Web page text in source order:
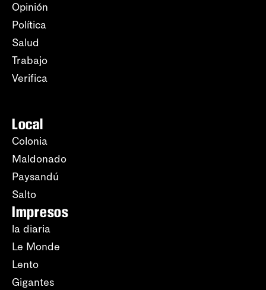
Opinión
Política
Salud
Trabajo
Verifica
Local
Colonia
Maldonado
Paysandú
Salto
Impresos
la diaria
Le Monde
Lento
Gigantes